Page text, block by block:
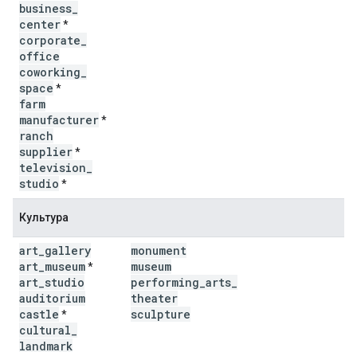
business
center*
corporate
office
coworking
space *
farm
manufacturer*
ranch
supplier*
television
studio *
Культура
art gallery
art museum*
art studio
auditorium
castle *
cultural
landmark
monument
museum
performing arts
theater
sculpture